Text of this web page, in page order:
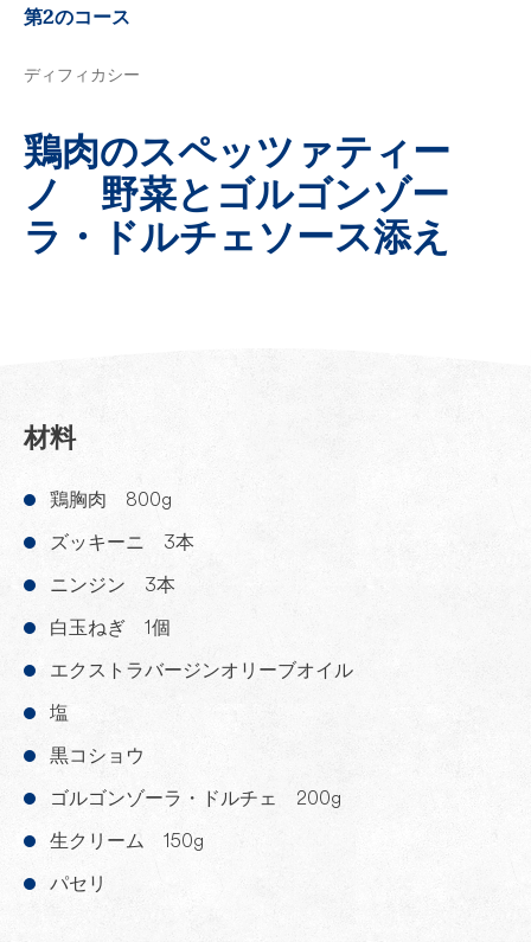
第2のコース
ディフィカシー
鶏肉のスペッツァティー
ノ 野菜とゴルゴンゾー
ラ・ドルチェソース添え
材料
鶏胸肉 800g
ズッキーニ 3本
ニンジン 3本
白玉ねぎ 1個
エクストラバージンオリーブオイル
塩
黒コショウ
ゴルゴンゾーラ・ドルチェ 200g
生クリーム 150g
パセリ